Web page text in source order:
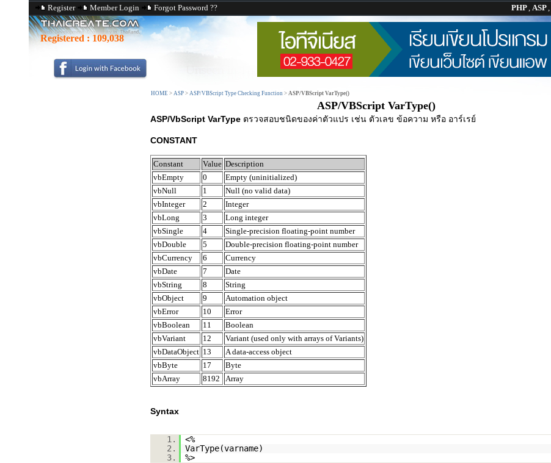
Register Member Login Forgot Password ?? PHP, ASP,
Registered : 109,038
HOME > ASP > ASP/VBScript Type Checking Function > ASP/VBScript VarType()
ASP/VBScript VarType()
ASP/VbScript VarType ตรวจสอบชนิดของค่าตัวแปร เช่น ตัวเลข ข้อความ หรือ อาร์เรย์
CONSTANT
Constant Value Description
vbEmpty
0
Empty (uninitialized)
vbNull
1
Null (no valid data)
vbInteger
2
Integer
vbLong
3
Long integer
vbSingle
4
Single-precision floating-point number
vbDouble
5
Double-precision floating-point number
vbCurrency
6
Currency
vbDate
7
Date
vbString
8
String
vbObject
9
Automation object
vbError
10
Error
vbBoolean
11
Boolean
vbVariant
12
Variant (used only with arrays of Variants)
vbDataObject 13
A data-access object
vbByte
17
Byte
vbArray
8192 Array
Syntax
1.
<%
2.
VarType(varname)
3.
%>